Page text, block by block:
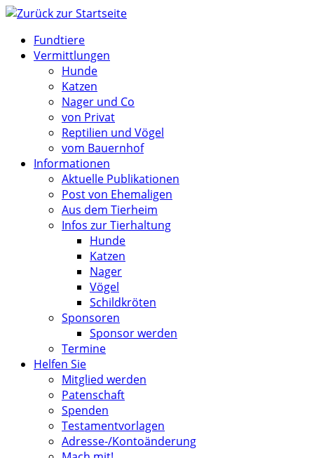
Zum
springenFundtiere
Vermittlungen
Hunde
Katzen
Nager und Co
von Privat
Reptilien und Vögel
vom Bauernhof
Informationen
Aktuelle Publikationen
Post von Ehemaligen
Aus dem Tierheim
Infos zur Tierhaltung
Hunde
Katzen
Nager
Vögel
Schildkröten
Sponsoren
Sponsor werden
Termine
Helfen Sie
Mitglied werden
Patenschaft
Spenden
Testamentvorlagen
Adresse-/Kontoänderung